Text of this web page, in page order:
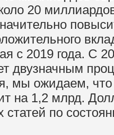
20
с 2019 года. С
двузначным
мы ожидаем, что
на 1,2 млрд.
по